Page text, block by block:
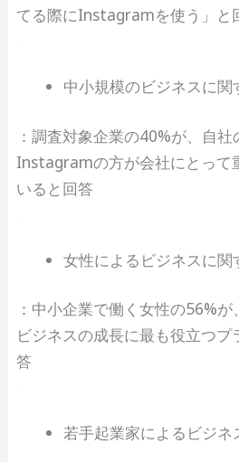
てる際にInstagramを使う」と
中小規模のビジネスに関
：調査対象企業の40%が、自
Instagramの方が会社にとって
いると回答
女性によるビジネスに関
：中小企業で働く女性の56%
ビジネスの成長に最も役立つ
答
若手起業家によるビジ